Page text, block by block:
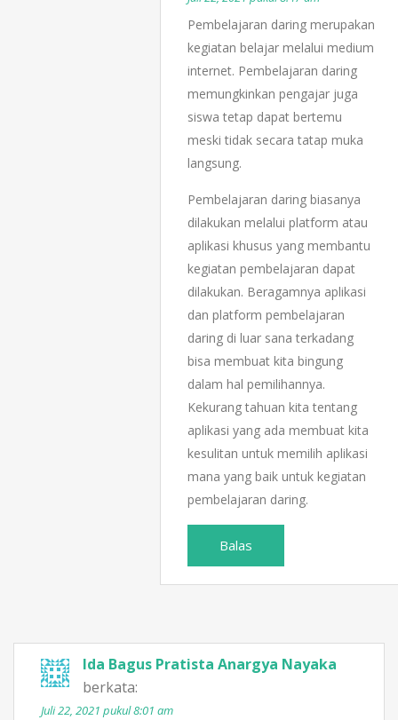
Pembelajaran daring merupakan
kegiatan belajar melalui medium
internet. Pembelajaran daring
memungkinkan pengajar juga
siswa tetap dapat bertemu
meski tidak secara tatap muka
langsung.
Pembelajaran daring biasanya
dilakukan melalui platform atau
aplikasi khusus yang membantu
kegiatan pembelajaran dapat
dilakukan. Beragamnya aplikasi
dan platform pembelajaran
daring di luar sana terkadang
bisa membuat kita bingung
dalam hal pemilihannya.
Kekurang tahuan kita tentang
aplikasi yang ada membuat kita
kesulitan untuk memilih aplikasi
mana yang baik untuk kegiatan
pembelajaran daring.
Balas
Ida Bagus Pratista Anargya Nayaka
berkata:
Juli 22, 2021 pukul 8:01 am